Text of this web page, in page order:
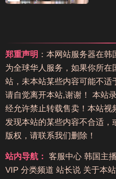
郑重声明 ：本网站服务器在
为全球华人服务，如果你所在
站，未本站某些内容可能不适
请自觉离开本站,谢谢！ 本站
经允许禁止转载售卖！本站视
发现本站的某些内容不合适，
版权，请联系我们删除！
站内导航： 客服中心 韩国主播
VIP 分类频道 站长说 关于本站